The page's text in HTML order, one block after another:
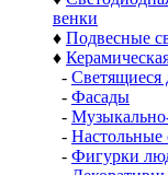
венки
♦ Подвесные
♦
- Светящиеся
- Фасады
-
-
- Фигурки